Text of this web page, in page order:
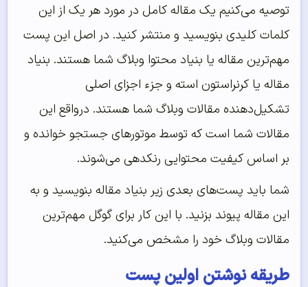
توصیه می‌کنیم یک مقاله کامل در مورد هر یک از این
کلمات کلیدی بنویسید و منتشر کنید. در اصل این پست
مهم‌ترین مقاله یا بنیاد محتوا وبلاگ شما هستند. بنیاد
مقاله یا کرنراستون استه و جزء اجزای اصلی
تشکیل‌دهنده مقالات وبلاگ شما هستند. درواقع این
مقالات شما است که توسط موتورهای جستجو خوانده و
بر اساس کیفیت محتوایی رنکدهی می‌شوند.
شما باید پست‌های بعدی زیر بنیاد مقاله بنویسید و به
این مقاله پیوند بزنید. با این کار برای گوگل مهم‌ترین
مقالات وبلاگ خود را مشخص می‌کنید.
طریقه نوشتن اولین پست